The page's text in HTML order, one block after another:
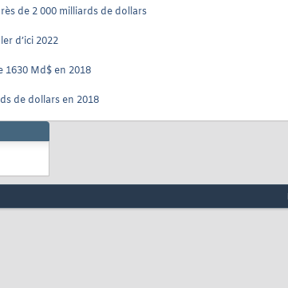
de 2 000 milliards de dollars
d’ici 2022
Md$ en 2018
de dollars en 2018